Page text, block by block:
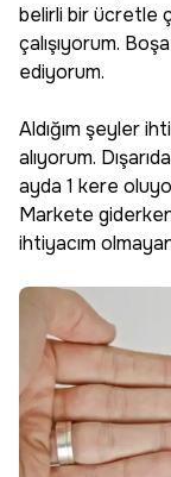
belirli bir ücretle
çalışıyorum.
ediyorum.
Aldığım şeyler
alıyorum.
ayda 1 kere
Markete
ihtiyacım